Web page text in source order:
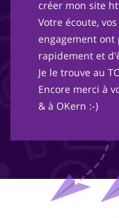
créer mon site
Votre écoute,
engagement
rapidement et
Je le trouve au
Encore merci à
& à OKern :-)